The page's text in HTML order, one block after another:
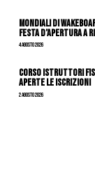
Mondiali di
festa d’apertura a
4 Agosto 2026
CORSO ISTRUTTORI
APERTE LE ISCRIZIONI
2 Agosto 2026